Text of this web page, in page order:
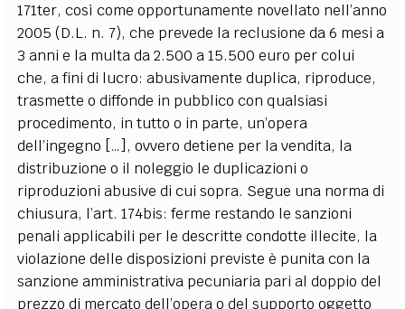
171ter, così come opportunamente novellato nell’anno
2005 (D.L. n. 7), che prevede la reclusione da 6 mesi a
3 anni e la multa da 2.500 a 15.500 euro per colui
che, a fini di lucro: abusivamente duplica, riproduce,
trasmette o diffonde in pubblico con qualsiasi
procedimento, in tutto o in parte, un’opera
dell’ingegno […], ovvero detiene per la vendita, la
distribuzione o il noleggio le duplicazioni o
riproduzioni abusive di cui sopra. Segue una norma di
chiusura, l’art. 174bis: ferme restando le sanzioni
penali applicabili per le descritte condotte illecite, la
violazione delle disposizioni previste è punita con la
sanzione amministrativa pecuniaria pari al doppio del
prezzo di mercato dell’opera o del supporto oggetto